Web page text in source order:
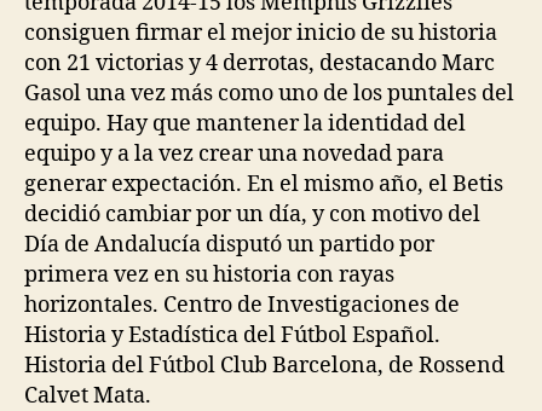
consiguen firmar el mejor inicio de su historia
con 21 victorias y 4 derrotas, destacando Marc
Gasol una vez más como uno de los puntales del
equipo. Hay que mantener la identidad del
equipo y a la vez crear una novedad para
generar expectación. En el mismo año, el Betis
decidió cambiar por un día, y con motivo del
Día de Andalucía disputó un partido por
primera vez en su historia con rayas
horizontales. Centro de Investigaciones de
Historia y Estadística del Fútbol Español.
Historia del Fútbol Club Barcelona, de Rossend
Calvet Mata.